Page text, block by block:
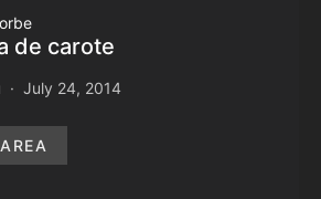
de carote
July 24, 2014